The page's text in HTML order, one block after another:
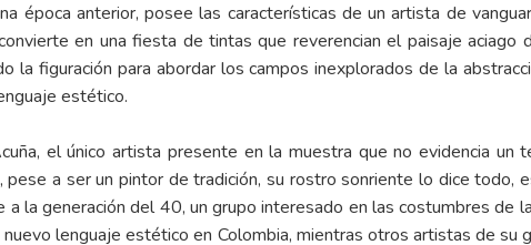
época anterior, posee las características de un artista de
en una fiesta de tintas que reverencian el paisaje aciago
la figuración para abordar los campos inexplorados de la
estético.
el único artista presente en la muestra que no evidencia un
pese a ser un pintor de tradición, su rostro sonriente lo dice todo,
la generación del 40, un grupo interesado en las costumbres de
lenguaje estético en Colombia, mientras otros artistas de su